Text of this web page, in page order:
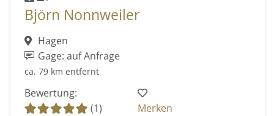
Björn Nonnweiler
Hagen
Gage: auf Anfrage
ca. 79 km entfernt
Bewertung:
(1)
Merken